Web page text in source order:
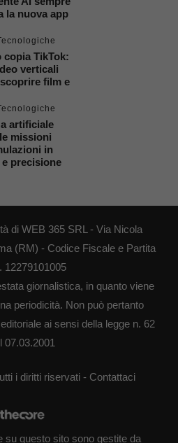
la nuova app
copia TikTok:
verticali
film e
artificiale
missioni
in
precisione
di WEB 365 SRL - Via Nicola
(RM) - Codice Fiscale e Partita
12279101005
giornalistica, in quanto viene
periodicità. Non può pertanto
ai sensi della legge n. 62
07.03.2001
i diritti riservati - Contattaci
su questo sito sono gestite da